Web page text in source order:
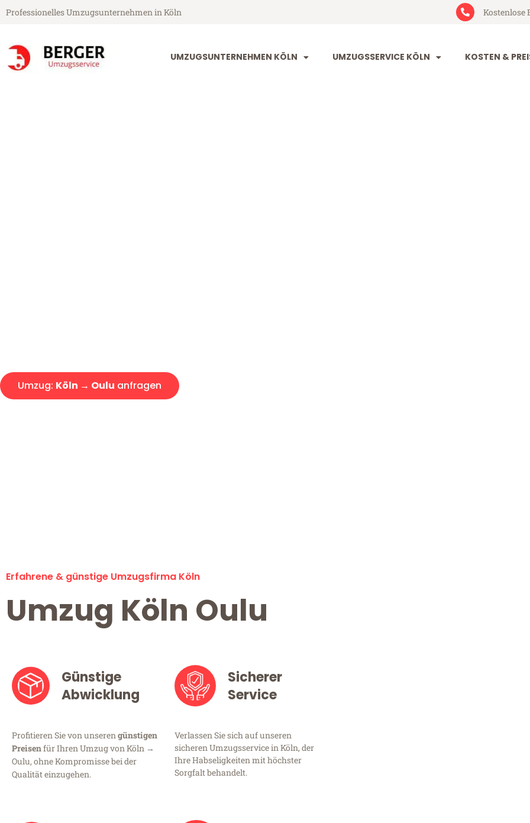
Professionelles Umzugsunternehmen in Köln Kostenlose
UMZUGSUNTERNEHMEN KÖLN UMZUGSSERVICE KÖLN KOSTEN &
Umzug: Köln → Oulu anfragen
Erfahrene & günstige Umzugsfirma Köln
Umzug Köln Oulu
Günstige
Abwicklung
Profitieren Sie von unserengünstigen
Preisenfür Ihren Umzug von Köln →
Oulu, ohne Kompromisse bei der
Qualität einzugehen.
Sicherer
Service
Verlassen Sie sich auf unseren
sicheren Umzugsservice in Köln, der
Ihre Habseligkeiten mit höchster
Sorgfalt behandelt.